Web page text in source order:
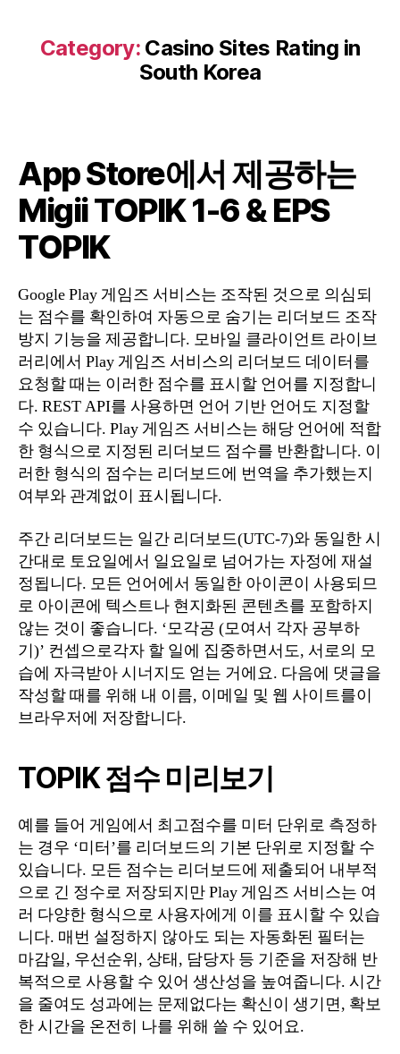
Category: Casino Sites Rating in
South Korea
‎App Store에서 제공하는
Migii TOPIK 1-6 & EPS
TOPIK
Google Play 게임즈 서비스는 조작된 것으로 의심되
는 점수를 확인하여 자동으로 숨기는 리더보드 조작
방지 기능을 제공합니다. 모바일 클라이언트 라이브
러리에서 Play 게임즈 서비스의 리더보드 데이터를
요청할 때는 이러한 점수를 표시할 언어를 지정합니
다. REST API를 사용하면 언어 기반 언어도 지정할
수 있습니다. Play 게임즈 서비스는 해당 언어에 적합
한 형식으로 지정된 리더보드 점수를 반환합니다. 이
러한 형식의 점수는 리더보드에 번역을 추가했는지
여부와 관계없이 표시됩니다.
주간 리더보드는 일간 리더보드(UTC-7)와 동일한 시
간대로 토요일에서 일요일로 넘어가는 자정에 재설
정됩니다. 모든 언어에서 동일한 아이콘이 사용되므
로 아이콘에 텍스트나 현지화된 콘텐츠를 포함하지
않는 것이 좋습니다. ‘모각공 (모여서 각자 공부하
기)’ 컨셉으로각자 할 일에 집중하면서도, 서로의 모
습에 자극받아 시너지도 얻는 거에요. 다음에 댓글을
작성할 때를 위해 내 이름, 이메일 및 웹 사이트를이
브라우저에 저장합니다.
TOPIK 점수 미리보‪기‬
예를 들어 게임에서 최고점수를 미터 단위로 측정하
는 경우 ‘미터’를 리더보드의 기본 단위로 지정할 수
있습니다. 모든 점수는 리더보드에 제출되어 내부적
으로 긴 정수로 저장되지만 Play 게임즈 서비스는 여
러 다양한 형식으로 사용자에게 이를 표시할 수 있습
니다. 매번 설정하지 않아도 되는 자동화된 필터는
마감일, 우선순위, 상태, 담당자 등 기준을 저장해 반
복적으로 사용할 수 있어 생산성을 높여줍니다. 시간
을 줄여도 성과에는 문제없다는 확신이 생기면, 확보
한 시간을 온전히 나를 위해 쓸 수 있어요.